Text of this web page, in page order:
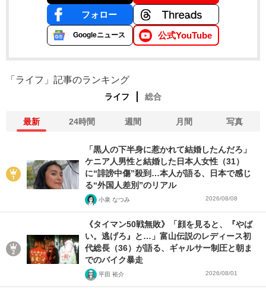
フォロー
Googleニュース 公式YouTube
「ライフ」記事のランキング
ライフ 総合
最新 24時間 週間 月間 写真
「黒人の下半身に惹かれて結婚したんだろ」
ケニア人男性と結婚した日本人女性（31）
に“誹謗中傷”殺到…本人が語る、日本で感じ
る“外国人差別”のリアル
小泉 なつみ 2026/08/08
《タイマン50戦無敗》「顔を見ると、『やば
い。逃げろ』と…」富山伝説のレディース初
代総長（36）が語る、ギャルサー制圧と朝ま
でのバイク暴走
平田 裕介 2026/08/01